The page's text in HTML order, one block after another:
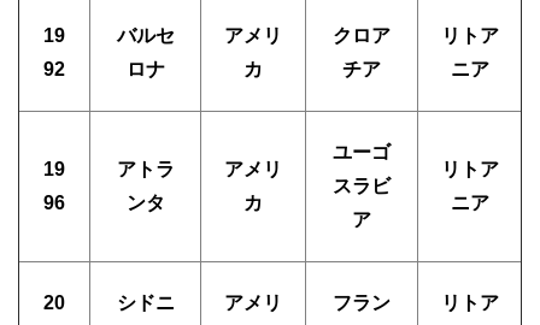
19
92
バルセ
ロナ
アメリ
カ
クロア
チア
リトア
ニア
19
96
アトラ
ンタ
アメリ
カ
ユーゴ
スラビ
ア
リトア
ニア
20
シドニ
アメリ
フラン
リトア